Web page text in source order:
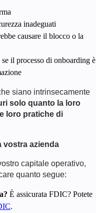
inadeguati
causare il blocco o la
il processo di onboarding è
siano intrinsecamente
solo quanto la loro
loro pratiche di
vostra azienda
capitale operativo,
quanto segue:
È assicurata FDIC? Potete
.